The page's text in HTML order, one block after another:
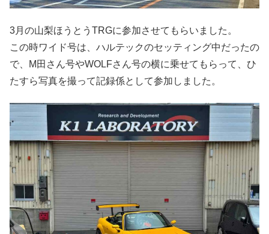
3月の山梨ほうとうTRGに参加させてもらいました。
この時ワイド号は、ハルテックのセッティング中だったの
で、M田さん号やWOLFさん号の横に乗せてもらって、ひ
たすら写真を撮って記録係として参加しました。